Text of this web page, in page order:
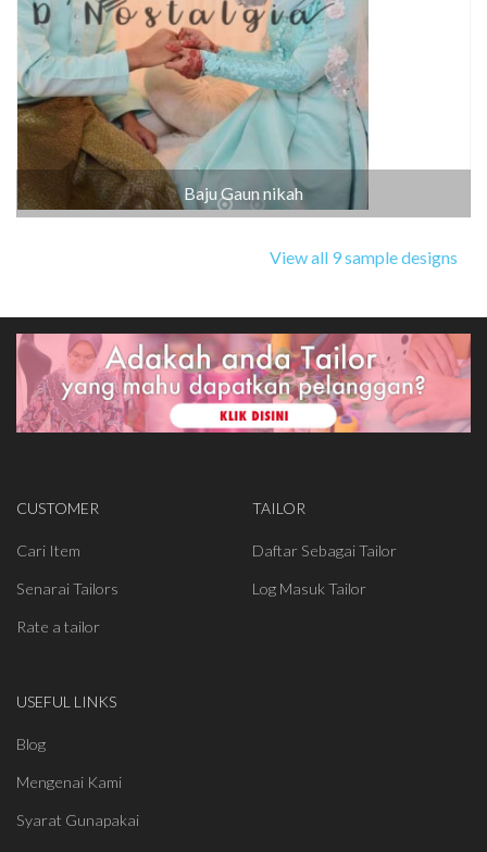
Baju Gaun nikah
View all 9 sample designs
CUSTOMER
Cari Item
Senarai Tailors
Rate a tailor
TAILOR
Daftar Sebagai Tailor
Log Masuk Tailor
USEFUL LINKS
Blog
Mengenai Kami
Syarat Gunapakai